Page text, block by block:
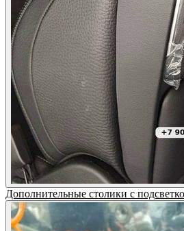
Дополнительные столики с